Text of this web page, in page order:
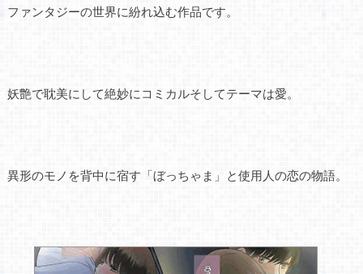
ファンタジーの世界に紛れ込む作品です。
妖艶で耽美にして絶妙にコミカルそしてテーマは愛。
異形のモノを背中に宿す「ぼっちゃま」と使用人の恋の物語。